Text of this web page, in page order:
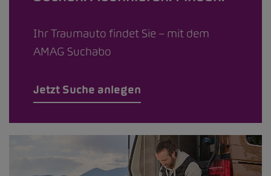
Ihr Traumauto findet Sie – mit dem
AMAG Suchabo
Jetzt Suche anlegen